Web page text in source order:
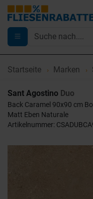
Startseite Marken
Sant Agostino Duo
Back Caramel 90x90 cm
Matt Eben Naturale
Artikelnummer: